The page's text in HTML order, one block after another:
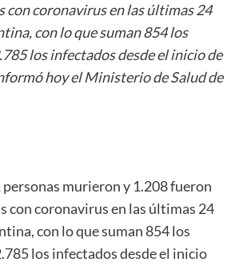
con coronavirus en las últimas 24
con lo que suman 854 los
los infectados desde el inicio de
hoy el Ministerio de Salud de
murieron y 1.208 fueron
con coronavirus en las últimas 24
con lo que suman 854 los
los infectados desde el inicio